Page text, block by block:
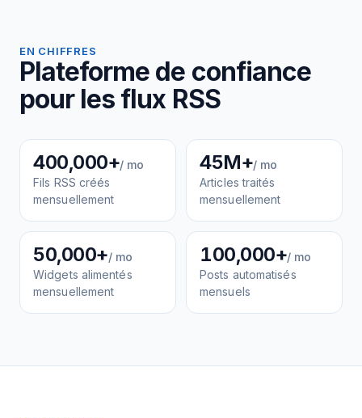
EN CHIFFRES
Plateforme de confiance
pour les flux RSS
400,000+/ mo
Fils RSS créés
mensuellement
45M+/ mo
Articles traités
mensuellement
50,000+/ mo
Widgets alimentés
mensuellement
100,000+/ mo
Posts automatisés
mensuels